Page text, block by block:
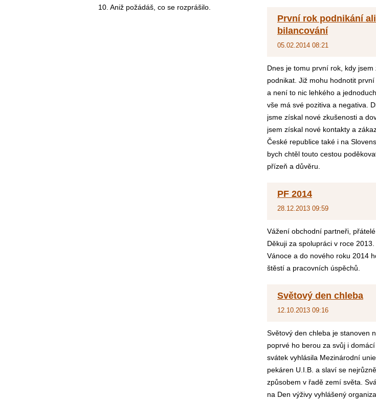
10. Aniž požádáš, co se rozprášilo.
První rok podnikání
bilancování
05.02.2014 08:21
Dnes je tomu první rok, kdy jsem
podnikat. Již mohu hodnotit
a není to nic lehkého a
vše má své pozitiva a negativa.
jsme získal nové zkušenosti a
jsem získal nové kontakty a
České republice také i na
bych chtěl touto cestou
přízeň a důvěru.
PF 2014
28.12.2013 09:59
Vážení obchodní partneři, přátelé
Děkuji za spolupráci v roce
Vánoce a do nového roku 2014
štěstí a pracovních úspěchů.
Světový den chleba
12.10.2013 09:16
Světový den chleba je stanoven
poprvé ho berou za svůj i
svátek vyhlásila Mezinárodní
pekáren U.I.B. a slaví se
způsobem v řadě zemí světa.
na Den výživy vyhlášený